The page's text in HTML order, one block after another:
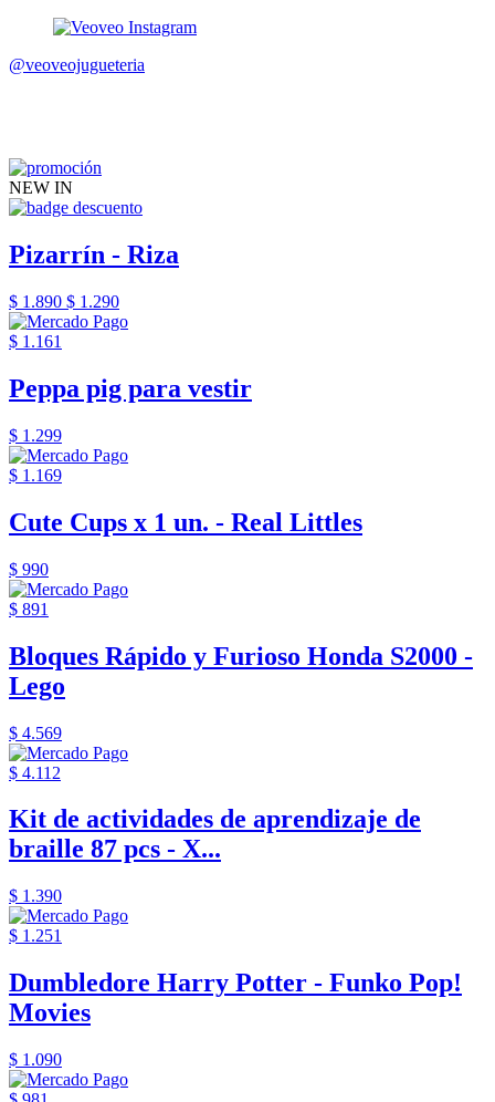
@veoveojugueteria
NEW IN
Pizarrín - Riza
$ 1.890 $ 1.290
$ 1.161
Peppa pig para vestir
$ 1.299
$ 1.169
Cute Cups x 1 un. - Real Littles
$ 990
$ 891
Bloques Rápido y Furioso Honda S2000 -
Lego
$ 4.569
$ 4.112
Kit de actividades de aprendizaje de
braille 87 pcs - X...
$ 1.390
$ 1.251
Dumbledore Harry Potter - Funko Pop!
Movies
$ 1.090